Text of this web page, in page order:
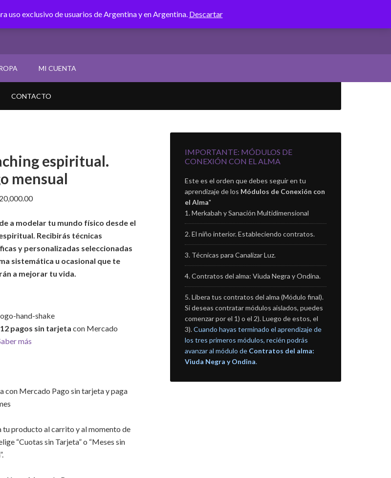
uso exclusivo de usuarios de Argentina y en Argentina. Descartar
MI CUENTA
CONTACTO
espiritual.
mensual
a modelar tu mundo físico desde el
Recibirás técnicas
y personalizadas seleccionadas
sistemática u ocasional que te
a mejorar tu vida.
pagos sin tarjeta con Mercado
más
con Mercado Pago sin tarjeta y paga
tu producto al carrito y al momento de
“Cuotas sin Tarjeta” o “Meses sin
IMPORTANTE: MÓDULOS DE
CONEXIÓN CON EL ALMA
Este es el orden que debes seguir en tu
aprendizaje de los Módulos de Conexión con
el Alma"
Merkabah y Sanación Multidimensional
El niño interior. Estableciendo contratos.
Técnicas para Canalizar Luz.
Contratos del alma: Viuda Negra y Ondina.
Libera tus contratos del alma (Módulo final).
Si deseas contratar módulos aislados, puedes
comenzar por el 1) o el 2). Luego de estos, el
3).Cuando hayas terminado el aprendizaje de
los tres primeros módulos, recién podrás
avanzar al módulo de Contratos del alma:
Viuda Negra y Ondina.